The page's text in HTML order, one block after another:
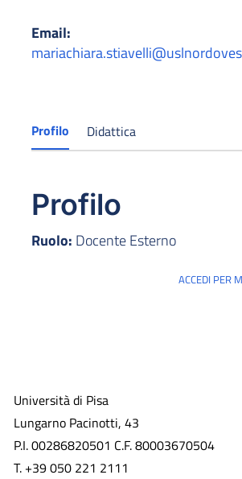
Email:
Profilo Didattica
Profilo
Ruolo: Docente Esterno
ACCEDI PER
Università di Pisa
Lungarno Pacinotti, 43
P.I. 00286820501 C.F. 80003670504
T. +39 050 221 2111